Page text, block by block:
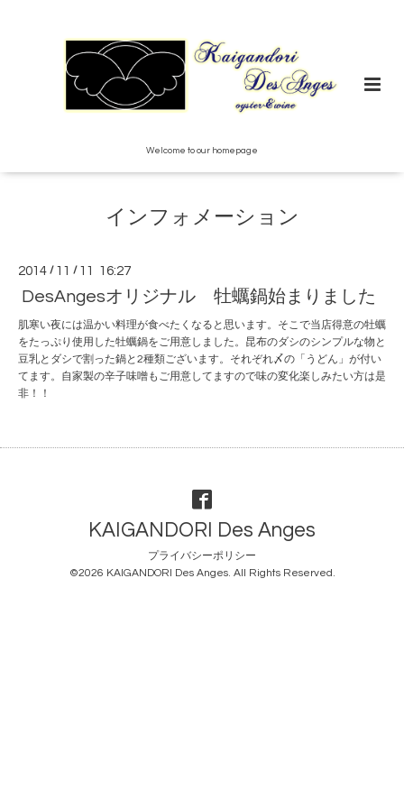
Welcome to our homepage
インフォメーション
2014 / 11 / 11 16:27
DesAngesオリジナル 牡蠣鍋始まりました
肌寒い夜には温かい料理が食べたくなると思います。そこで当店得意の牡蠣
をたっぷり使用した牡蠣鍋をご用意しました。昆布のダシのシンプルな物と
豆乳とダシで割った鍋と2種類ございます。それぞれ〆の「うどん」が付い
てます。自家製の辛子味噌もご用意してますので味の変化楽しみたい方は是
非！！
KAIGANDORI Des Anges
プライバシーポリシー
©2026 KAIGANDORI Des Anges. All Rights Reserved.